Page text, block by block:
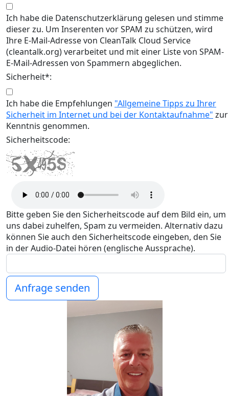
Ich habe die Datenschutzerklärung gelesen und stimme
dieser zu. Um Inserenten vor SPAM zu schützen, wird
Ihre E-Mail-Adresse von CleanTalk Cloud Service
(cleantalk.org) verarbeitet und mit einer Liste von SPAM-
E-Mail-Adressen von Spammern abgeglichen.
Sicherheit*:
Ich habe die Empfehlungen "Allgemeine Tipps zu Ihrer
Sicherheit im Internet und bei der Kontaktaufnahme" zur
Kenntnis genommen.
Sicherheitscode:
Bitte geben Sie den Sicherheitscode auf dem Bild ein, um
uns dabei zuhelfen, Spam zu vermeiden. Alternativ dazu
können Sie auch den Sicherheitscode eingeben, den Sie
in der Audio-Datei hören (englische Aussprache).
Anfrage senden